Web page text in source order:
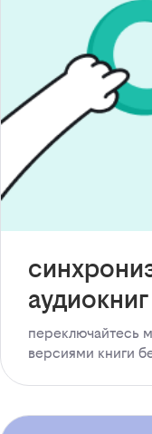
аудиокниг
переключайтесь
версиями книги